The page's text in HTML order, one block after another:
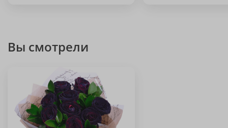
Вы смотрели